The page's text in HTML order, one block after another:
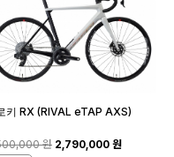
키 RX (RIVAL eTAP AXS)
원 2,790,000 원